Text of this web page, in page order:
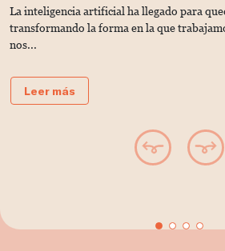
La inteligencia artificial ha llegado para
transformando la forma en la que
nos...
Leer más